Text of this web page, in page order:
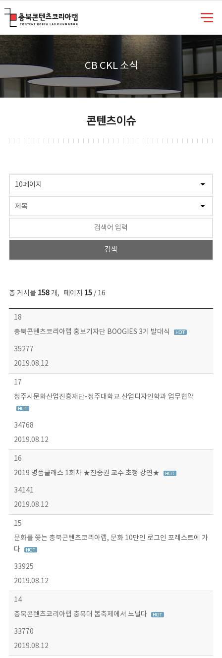
CB CKL 소식
콘텐츠이슈
총 게시물 158개, 페이지 15/ 16
콘텐츠이슈 목록 - 번호, 제목, 작성자, 파일, 조회수, 작성일 정보 제공
18
충북콘텐츠코리아랩 홍보기자단 BOOGIES 3기 발대식
35277
2019.08.12
17
청주시문화산업진흥재단-청주대학교 산업디자인학과 업무협약
34768
2019.08.12
16
2019 명품클래스 1회차 ★진중권 교수 초청 강연★
34141
2019.08.12
15
문화를 쫓는 충북콘텐츠코리아랩, 문화 10만인 로그인 포레스트에 가
다
33925
2019.08.12
14
충북콘텐츠코리아랩 충북대 봄축제에서 노닐다
33770
2019.08.12